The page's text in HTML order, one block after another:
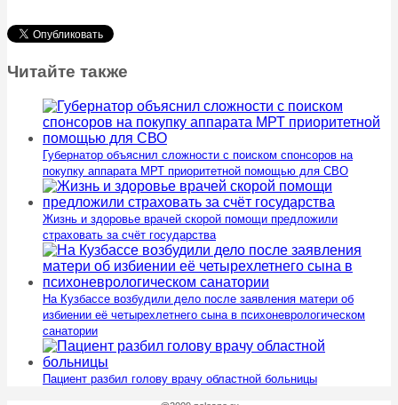
Читайте также
Губернатор объяснил сложности с поиском спонсоров на
покупку аппарата МРТ приоритетной помощью для СВО
Жизнь и здоровье врачей скорой помощи предложили
страховать за счёт государства
На Кузбассе возбудили дело после заявления матери об
избиении её четырехлетнего сына в психоневрологическом
санатории
Пациент разбил голову врачу областной больницы